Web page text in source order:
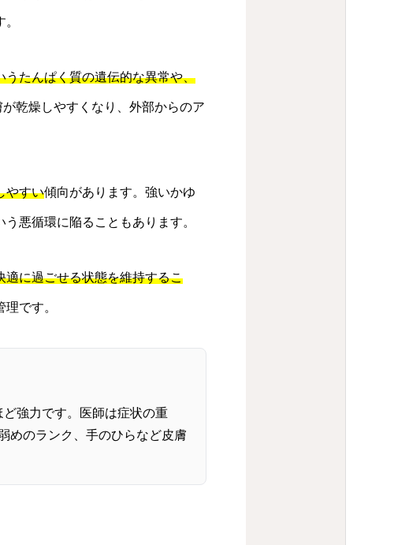
たんぱく質の遺伝的な異常や、
乾燥しやすくなり、外部からのア
やすい傾向があります。強いかゆ
悪循環に陥ることもあります。
適に過ごせる状態を維持するこ
です。
強力です。医師は症状の重
めのランク、手のひらなど皮膚